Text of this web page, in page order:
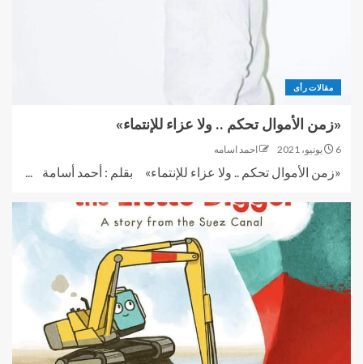
مقالات رأى
«زمن الأموال تحكم .. ولا عزاء للإنتماء»
6 يونيو، 2021 احمد اسامه
«زمن الأموال تحكم .. ولا عزاء للإنتماء» بقلم : أحمد أسامة ...